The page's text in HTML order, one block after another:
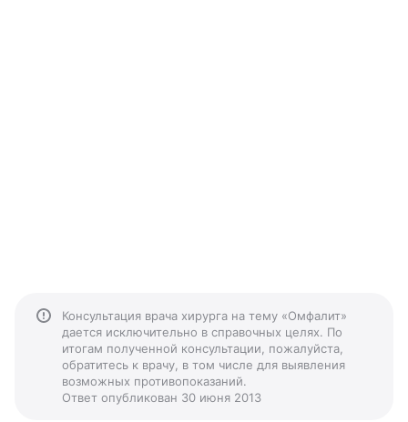
Консультация врача хирурга на тему «Омфалит»
дается исключительно в справочных целях. По
итогам полученной консультации, пожалуйста,
обратитесь к врачу, в том числе для выявления
возможных противопоказаний.
Ответ опубликован 30 июня 2013